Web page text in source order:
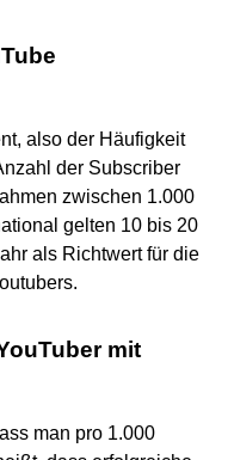
also der Häufigkeit
der Subscriber
zwischen 1.000
gelten 10 bis 20
als Richtwert für die
mit
man pro 1.000